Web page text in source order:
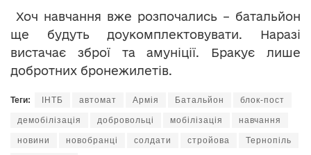
Хоч навчання вже розпочались – батальйон
ще будуть доукомплектовувати. Наразі
вистачає зброї та амуніції. Бракує лише
добротних бронежилетів.
Теги: ІНТБ автомат Армія Батальйон блок-пост
демобілізація добровольці мобілізація навчання
новини новобранці солдати стройова Тернопіль